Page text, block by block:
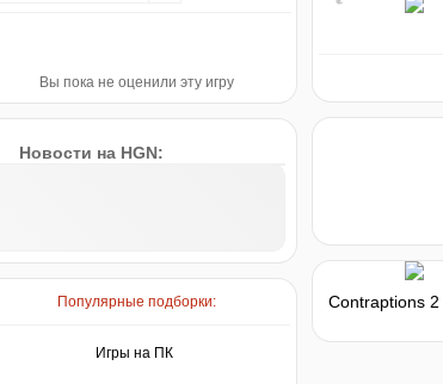
Вы пока не оценили эту игру
Новости на HGN:
Популярные подборки:
Игры на ПК
Contraptions 2